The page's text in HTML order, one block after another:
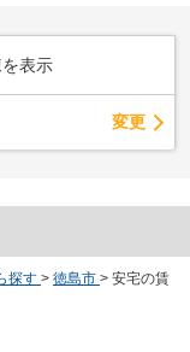
表示
変更
探す > 徳島市 > 安宅の賃